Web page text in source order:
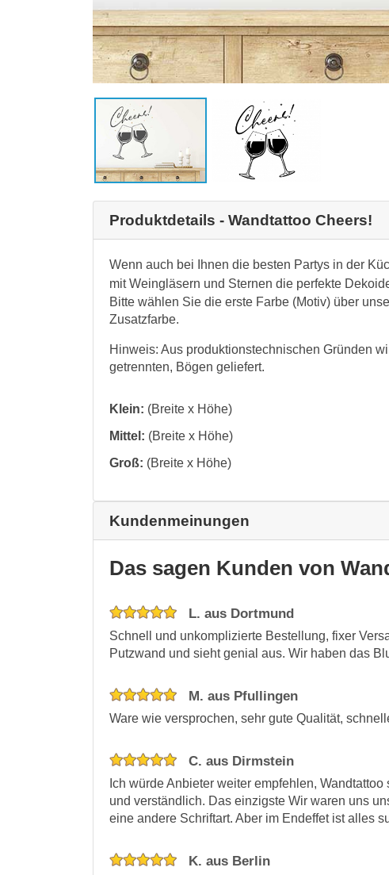
Produktdetails - Wandtattoo Cheers!
Wenn auch bei Ihnen die besten Partys in der
mit Weingläsern und Sternen die perfekte
Bitte wählen Sie die erste Farbe (Motiv) über
Zusatzfarbe.
Hinweis: Aus produktionstechnischen Gründen
getrennten, Bögen geliefert.
Klein: (Breite x Höhe)
Mittel: (Breite x Höhe)
Groß: (Breite x Höhe)
Kundenmeinungen
Das sagen Kunden von
L. aus Dortmund
Schnell und unkomplizierte Bestellung, fixer
Putzwand und sieht genial aus. Wir haben das
M. aus Pfullingen
Ware wie versprochen, sehr gute Qualität,
C. aus Dirmstein
Ich würde Anbieter weiter empfehlen,
und verständlich. Das einzigste Wir waren uns
eine andere Schriftart. Aber im Endeffet ist alles
K. aus Berlin